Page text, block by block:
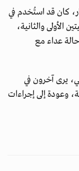
كان قد استُخدم في
العالميتين الأولى والثانية،
عداء مع
يرى آخرون في
وعودة إلى إجراءات